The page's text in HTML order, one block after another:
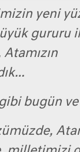
yeni
gururu
bugün ve